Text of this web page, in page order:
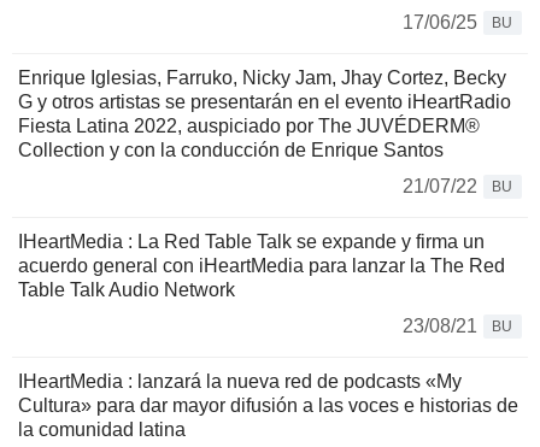
17/06/25
BU
Enrique Iglesias, Farruko, Nicky Jam, Jhay Cortez, Becky
G y otros artistas se presentarán en el evento iHeartRadio
Fiesta Latina 2022, auspiciado por The JUVÉDERM®
Collection y con la conducción de Enrique Santos
21/07/22
BU
IHeartMedia : La Red Table Talk se expande y firma un
acuerdo general con iHeartMedia para lanzar la The Red
Table Talk Audio Network
23/08/21
BU
IHeartMedia : lanzará la nueva red de podcasts «My
Cultura» para dar mayor difusión a las voces e historias de
la comunidad latina